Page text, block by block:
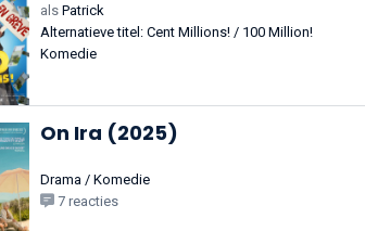
als Patrick
Alternatieve titel: Cent Millions! / 100 Million!
Komedie
On Ira (2025)
Drama / Komedie
7 reacties